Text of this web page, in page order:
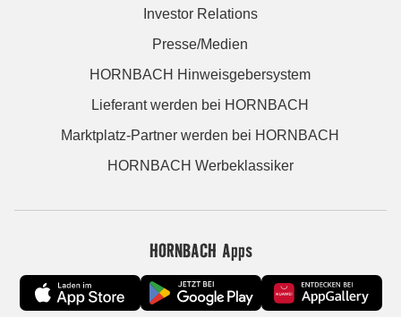
Investor Relations
Presse/Medien
HORNBACH Hinweisgebersystem
Lieferant werden bei HORNBACH
Marktplatz-Partner werden bei HORNBACH
HORNBACH Werbeklassiker
HORNBACH Apps